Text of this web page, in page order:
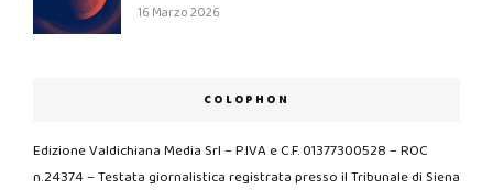
16 Marzo 2026
COLOPHON
Edizione Valdichiana Media Srl – P.IVA e C.F. 01377300528 – ROC
n.24374 – Testata giornalistica registrata presso il Tribunale di Siena